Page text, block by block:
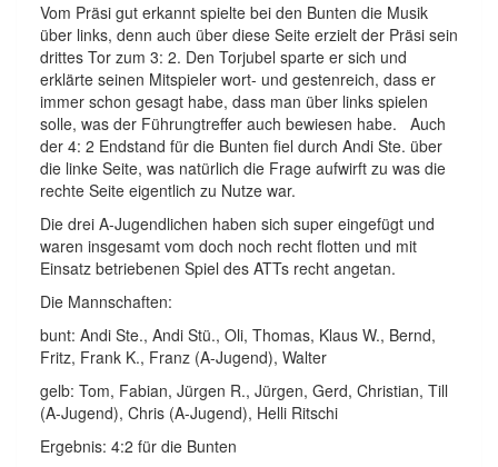
Vom Präsi gut erkannt spielte bei den Bunten die Musik
über links, denn auch über diese Seite erzielt der Präsi sein
drittes Tor zum 3: 2. Den Torjubel sparte er sich und
erklärte seinen Mitspieler wort- und gestenreich, dass er
immer schon gesagt habe, dass man über links spielen
solle, was der Führungtreffer auch bewiesen habe. Auch
der 4: 2 Endstand für die Bunten fiel durch Andi Ste. über
die linke Seite, was natürlich die Frage aufwirft zu was die
rechte Seite eigentlich zu Nutze war.
Die drei A-Jugendlichen haben sich super eingefügt und
waren insgesamt vom doch noch recht flotten und mit
Einsatz betriebenen Spiel des ATTs recht angetan.
Die Mannschaften:
bunt: Andi Ste., Andi Stü., Oli, Thomas, Klaus W., Bernd,
Fritz, Frank K., Franz (A-Jugend), Walter
gelb: Tom, Fabian, Jürgen R., Jürgen, Gerd, Christian, Till
(A-Jugend), Chris (A-Jugend), Helli Ritschi
Ergebnis: 4:2 für die Bunten